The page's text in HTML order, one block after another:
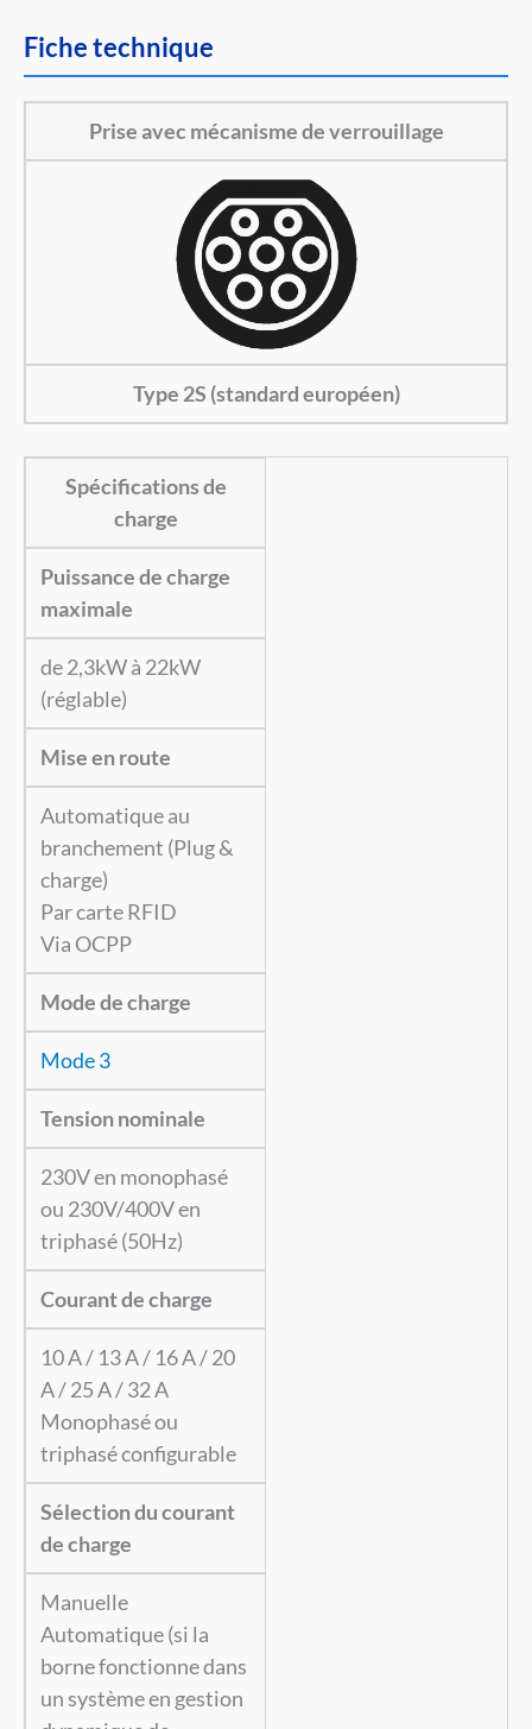
Fiche technique
Prise avec mécanisme de verrouillage
Type 2S (standard européen)
Spécifications de
charge
Puissance de charge
maximale
de 2,3kW à 22kW
(réglable)
Mise en route
Automatique au
branchement (Plug &
charge)
Par carte RFID
Via OCPP
Mode de charge
Mode 3
Tension nominale
230V en monophasé
ou 230V/400V en
triphasé (50Hz)
Courant de charge
10 A / 13 A / 16 A / 20
A / 25 A / 32 A
Monophasé ou
triphasé configurable
Sélection du courant
de charge
Manuelle
Automatique (si la
borne fonctionne dans
un système en gestion